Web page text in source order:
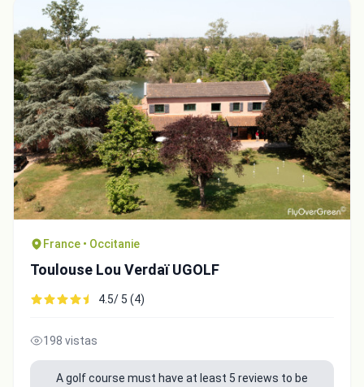
France • Occitanie
Toulouse Lou Verdaï UGOLF
4.5/ 5 (4)
198 vistas
A golf course must have at least 5 reviews to be